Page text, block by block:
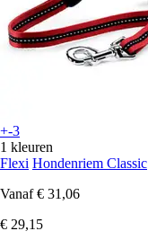
+-3
1 kleuren
Flexi Hondenriem Classic
Vanaf € 31,06
€ 29,15